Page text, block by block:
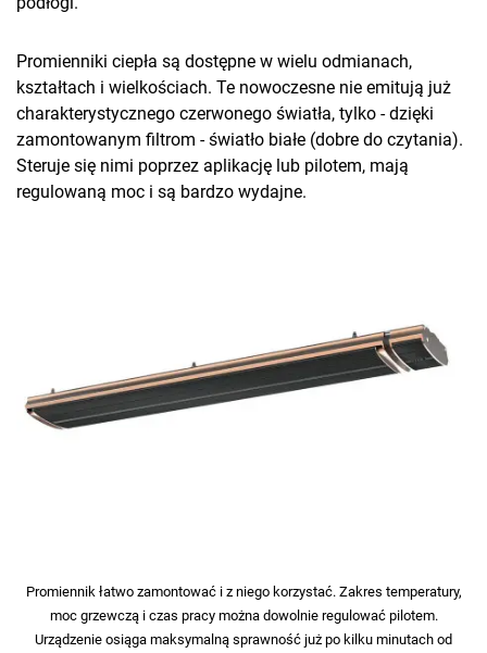
Promienniki ciepła są dostępne w wielu odmianach,
kształtach i wielkościach. Te nowoczesne nie emitują już
charakterystycznego czerwonego światła, tylko - dzięki
zamontowanym filtrom - światło białe (dobre do czytania).
Steruje się nimi poprzez aplikację lub pilotem, mają
regulowaną moc i są bardzo wydajne.
Promiennik łatwo zamontować i z niego korzystać. Zakres temperatury,
moc grzewczą i czas pracy można dowolnie regulować pilotem.
Urządzenie osiąga maksymalną sprawność już po kilku minutach od